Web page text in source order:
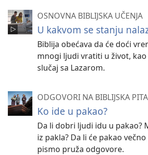
OSNOVNA BIBLIJSKA UČENJA
U kakvom se stanju
Biblija obećava da će doći
mnogi ljudi vratiti u život,
slučaj sa Lazarom.
ODGOVORI NA BIBLIJSKA
Ko ide u pakao?
Da li dobri ljudi idu u pakao?
iz pakla? Da li će pakao
pismo pruža odgovore.